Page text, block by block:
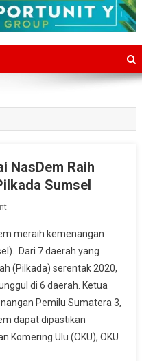
NasDem Raih
Sumsel
On
Amro
Sebut
Partai
NasDem
Raih
Kemenangan
Besar
meraih kemenangan
Dari 7 daerah yang
(Pilkada) serentak 2020,
di 6 daerah. Ketua
Pemilu Sumatera 3,
dapat dipastikan
Komering Ulu (OKU), OKU